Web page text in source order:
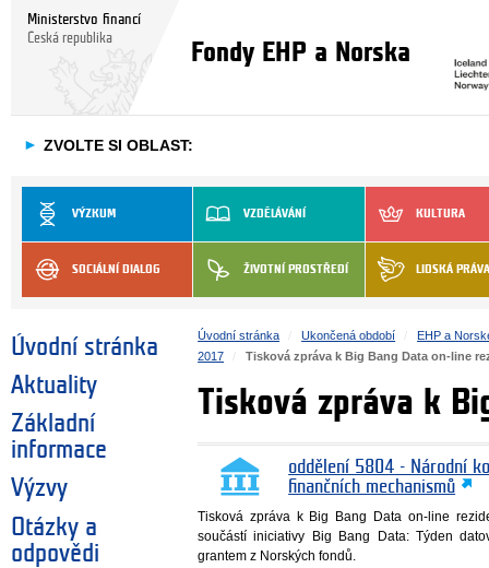
Ministerstvo financí
Česká republika
Fondy EHP a Norska
► ZVOLTE SI OBLAST:
VÝZKUM VZDĚLÁVÁNÍ KULTURA
SOCIÁLNÍ DIALOG ŽIVOTNÍ PROSTŘEDÍ LIDSKÁ PRÁVA
Úvodní stránka
Aktuality
Základní
informace
Výzvy
Otázky a
odpovědi
Úvodní stránka Ukončená období
EHP a
2017
Tisková zpráva k Big Bang Data on-line
Tisková zpráva k
oddělení 5804 - Národní
finančních mechanismů
Tisková zpráva k Big Bang Data on-line
součástí iniciativy Big Bang Data: Týden
grantem z Norských fondů.